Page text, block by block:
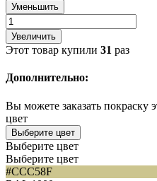
Уменьшить
Увеличить
Этот товар купили 31 раз
Дополнительно:
Вы можете заказать покраску
цвет
Выберите цвет
Выберите цвет
Выберите цвет
#CCC58F